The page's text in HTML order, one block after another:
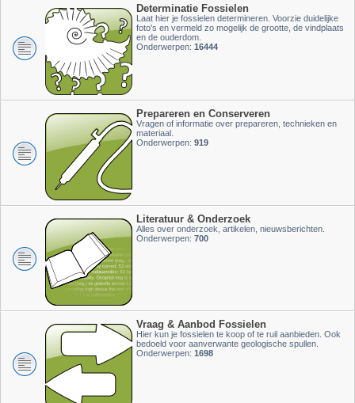
Determinatie Fossielen
Laat hier je fossielen determineren. Voorzie duidelijke
foto's en vermeld zo mogelijk de grootte, de vindplaats
en de ouderdom.
Onderwerpen: 16444
Prepareren en Conserveren
Vragen of informatie over prepareren, technieken en
materiaal.
Onderwerpen: 919
Literatuur & Onderzoek
Alles over onderzoek, artikelen, nieuwsberichten.
Onderwerpen: 700
Vraag & Aanbod Fossielen
Hier kun je fossielen te koop of te ruil aanbieden. Ook
bedoeld voor aanverwante geologische spullen.
Onderwerpen: 1698